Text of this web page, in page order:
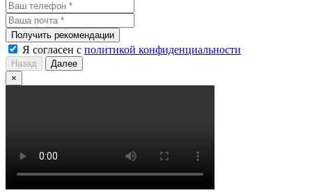
Получить рекомендации
Я согласен с политикой конфиденциальности
Назад
Далее
×